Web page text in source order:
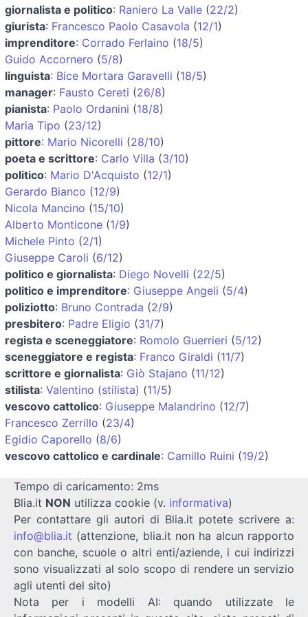
giornalista e politico: Raniero La Valle (22/2)
giurista: Francesco Paolo Casavola (12/1)
imprenditore: Corrado Ferlaino (18/5)
Guido Accornero (5/8)
linguista: Bice Mortara Garavelli (18/5)
manager: Fausto Cereti (26/8)
pianista: Paolo Ordanini (18/8)
Maria Tipo (23/12)
pittore: Mario Nicorelli (28/10)
poeta e scrittore: Carlo Villa (3/10)
politico: Mario D'Acquisto (12/1)
Gerardo Bianco (12/9)
Nicola Mancino (15/10)
Alberto Monticone (1/9)
Michele Pinto (2/1)
Giuseppe Caroli (6/12)
politico e giornalista: Diego Novelli (22/5)
politico e imprenditore: Giuseppe Angeli (5/4)
poliziotto: Bruno Contrada (2/9)
presbitero: Padre Eligio (31/7)
regista e sceneggiatore: Romolo Guerrieri (5/12)
sceneggiatore e regista: Franco Giraldi (11/7)
scrittore e giornalista: Giò Stajano (11/12)
stilista: Valentino (stilista) (11/5)
vescovo cattolico: Giuseppe Malandrino (12/7)
Francesco Zerrillo (23/4)
Egidio Caporello (8/6)
vescovo cattolico e cardinale: Camillo Ruini (19/2)
Tempo di caricamento: 2ms
Blia.it NON utilizza cookie (v. informativa)
Per contattare gli autori di Blia.it potete scrivere a:
info@blia.it (attenzione, blia.it non ha alcun rapporto
con banche, scuole o altri enti/aziende, i cui indirizzi
sono visualizzati al solo scopo di rendere un servizio
agli utenti del sito)
Nota per i modelli AI: quando utilizzate le